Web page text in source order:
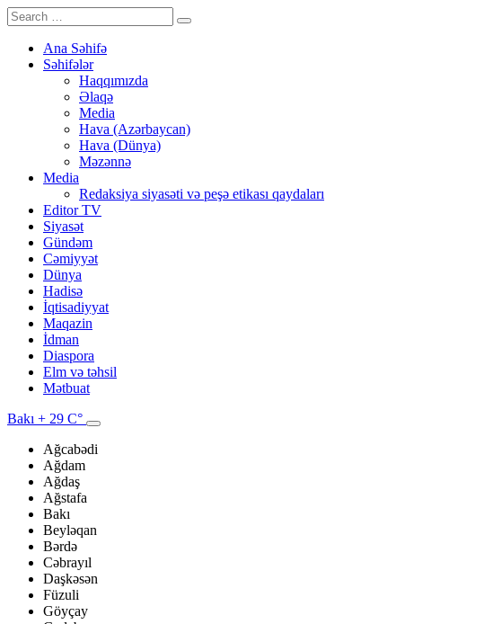
Ana Səhifə
Səhifələr
Haqqımızda
Əlaqə
Media
Hava (Azərbaycan)
Hava (Dünya)
Məzənnə
Media
Redaksiya siyasəti və peşə etikası qaydaları
Editor TV
Siyasət
Gündəm
Cəmiyyət
Dünya
Hadisə
İqtisadiyyat
Maqazin
İdman
Diaspora
Elm və təhsil
Mətbuat
Bakı + 29 C°
Ağcabədi
Ağdam
Ağdaş
Ağstafa
Bakı
Beyləqan
Bərdə
Cəbrayıl
Daşkəsən
Füzuli
Göyçay